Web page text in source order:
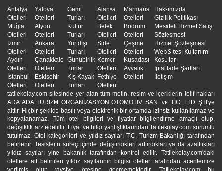
Antalya
Otelleri
Muğla
Otelleri
İzmir
Otelleri
Aydın
Otelleri
İstanbul
Otelleri
Yalova
Otelleri
Afyon
Otelleri
Ankara
Otelleri
Çanakkale
Otelleri
Eskişehir
Otelleri
Gemi
Turları
Kültür
Turları
Yurtdışı
Turları
Günübirlik
Turlar
Kış Kayak
Turları
Alanya
Otelleri
Belek
Otelleri
Side
Otelleri
Kemer
Otelleri
Fethiye
Otelleri
Marmaris
Otelleri
Bodrum
Otelleri
Çeşme
Otelleri
Kuşadası
Ayvalık
Otelleri
Hakkımızda
Gizlilik Politikası
Mesafeli Hizmet Satış
Sözleşmesi
Hizmet Şözleşmesi
Web Sitesi Kullanım
Koşulları
İptal İade Şartları
İletişim
tatilekolay.com sitesinde yer alan tüm metin, resim ve içeriklerin telif hakları
ADA ADA TURİZM ORGANİZASYON OTOMOTİV SAN. ve TİC. LTD ŞTİ'ye
aittir. Hiçbir şekilde basılı veya elektronik bir ortamda izinsiz kullanılamaz ve
kopyalanamaz. Tüm otel bilgileri ve fiyatlar bilgilendirme amaçlı olup,
değişiklik arz edebilir. Fiyat ve bilgi yanlışlıklarından Tatilekolay.com sorumlu
tutulmaz. Otel kategorileri ve yıldız sayıları T.C. Turizm Bakanlığı tarafından
belirlenir. Tesislerin süreç içinde değiştirdikleri arttırdıkları ya da azalttıkları
yıldız sayıları yine bakanlık tarafından kontrol edilir. Tatilekolay.com'daki
otellere ait belirtilen yıldız sayılarının bilgisi oteller tarafından acentemize
verilmiş olup tavsiye ötesine geçmemektedir. Tatilekolay.com bu